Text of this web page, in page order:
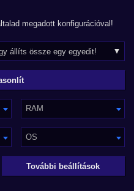
megadott konfigurációval!
RAM
OS
További beállítások